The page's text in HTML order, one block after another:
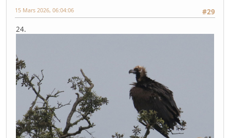
#29
15 Mars 2026, 06:04:06
24.